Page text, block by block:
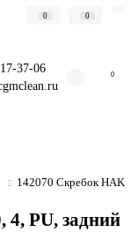
0 0
37-06
0
142070 Скребок HAKO
4, PU, задний